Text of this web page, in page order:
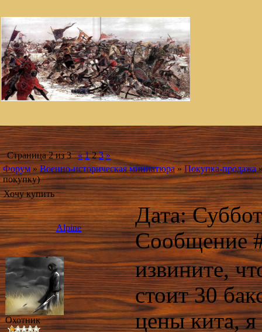
Страница2из3 « 1 2 3 »
Форум » Военно-историческая миниатюра » Покупка-продажа
покупку)
Хочу купить
Alpine
Дата:
Сообщение
Охотник
извините,
стоит 30
цены кита,